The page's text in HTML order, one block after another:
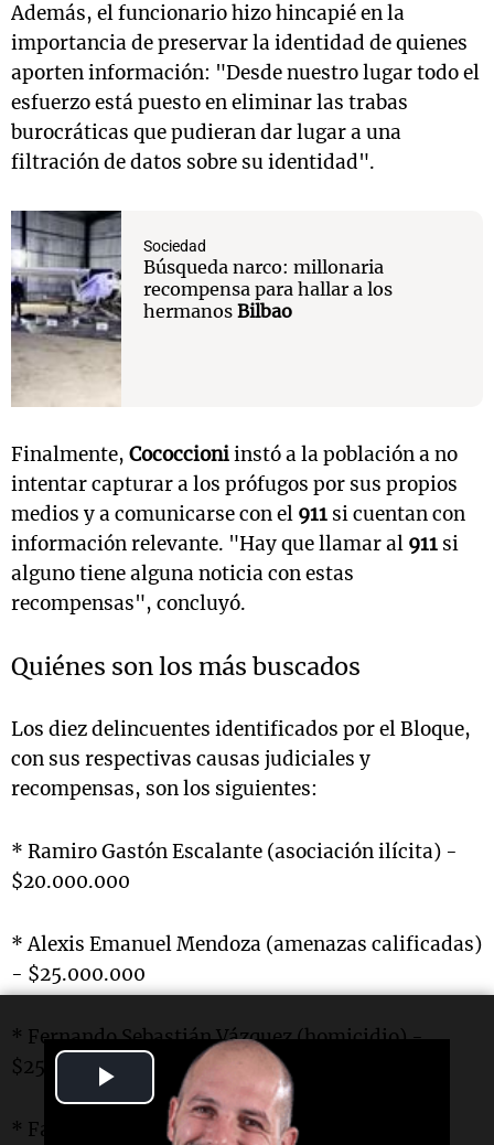
Play
Video
Además, el funcionario hizo hincapié en la
importancia de preservar la identidad de quienes
aporten información: "Desde nuestro lugar todo el
esfuerzo está puesto en eliminar las trabas
burocráticas que pudieran dar lugar a una
filtración de datos sobre su identidad".
Sociedad
Búsqueda narco: millonaria
recompensa para hallar a los
hermanos Bilbao
Finalmente, Cococcioniinstó a la población a no
intentar capturar a los prófugos por sus propios
medios y a comunicarse con el 911 si cuentan con
información relevante. "Hay que llamar al 911 si
alguno tiene alguna noticia con estas
recompensas", concluyó.
Quiénes son los más buscados
Los diez delincuentes identificados por el Bloque,
con sus respectivas causas judiciales y
recompensas, son los siguientes:
* Ramiro Gastón Escalante (asociación ilícita) -
$20.000.000
* Alexis Emanuel Mendoza (amenazas calificadas)
- $25.000.000
* Fernando Sebastián Vázquez (homicidio) -
$25.000.000
* Facundo Nicolás Aguirre (homicidio) -